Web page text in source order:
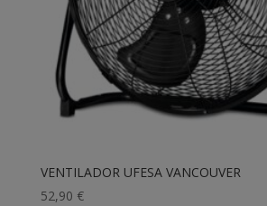
VENTILADOR UFESA VANCOUVER
52,90 €